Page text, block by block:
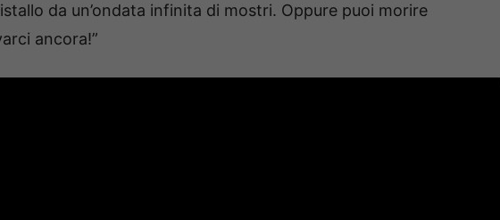
da un’ondata infinita di mostri. Oppure puoi morire
ancora!”